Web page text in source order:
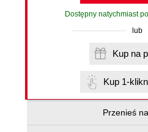
Dostępny natychmiast
lub
Kup 1-
Przenieś